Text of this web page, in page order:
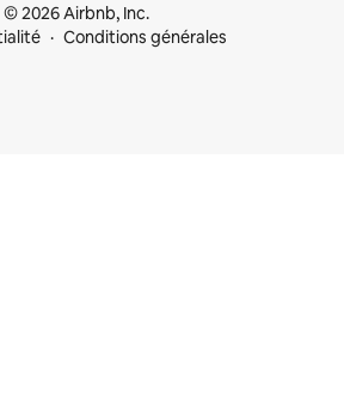
© 2026 Airbnb, Inc.
Conditions générales